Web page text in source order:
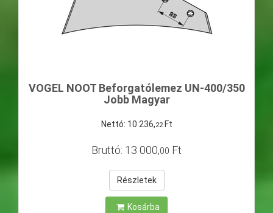
VOGEL NOOT Beforgatólemez UN-400/350
Jobb Magyar
Nettó: 10 236,22 Ft
Bruttó: 13 000,00 Ft
Részletek
Kosárba